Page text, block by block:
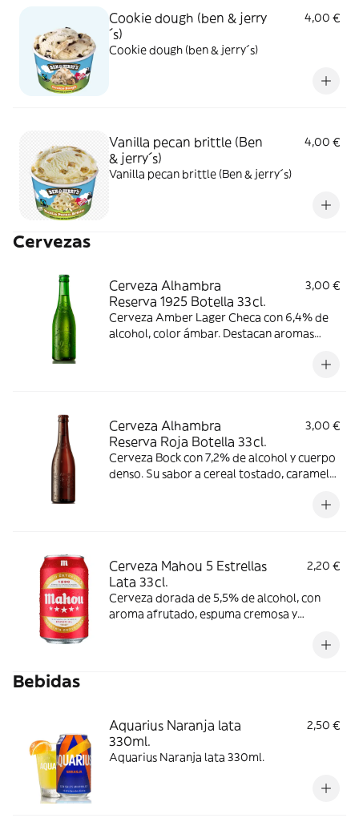
Cookie dough (ben & jerry
´s)
4,00 €
Cookie dough (ben & jerry´s)
Vanilla pecan brittle (Ben
& jerry´s)
4,00 €
Vanilla pecan brittle (Ben & jerry´s)
Cervezas
Cerveza Alhambra
Reserva 1925 Botella 33cl.
3,00 €
Cerveza Amber Lager Checa con 6,4% de
alcohol, color ámbar. Destacan aromas
Cerveza Alhambra
Reserva Roja Botella 33cl.
3,00 €
Cerveza Bock con 7,2% de alcohol y cuerpo
denso. Su sabor a cereal tostado, caramelo
Cerveza Mahou 5 Estrellas
Lata 33cl.
2,20 €
Cerveza dorada de 5,5% de alcohol, con
aroma afrutado, espuma cremosa y
Bebidas
Aquarius Naranja lata
330ml.
2,50 €
Aquarius Naranja lata 330ml.